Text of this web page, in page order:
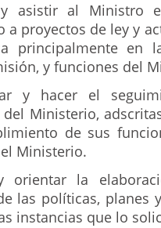
asistir al Ministro
a proyectos de ley y
principalmente en
y funciones del
y hacer el
Ministerio,
de sus
Ministerio.
orientar la
las políticas, planes
instancias que lo